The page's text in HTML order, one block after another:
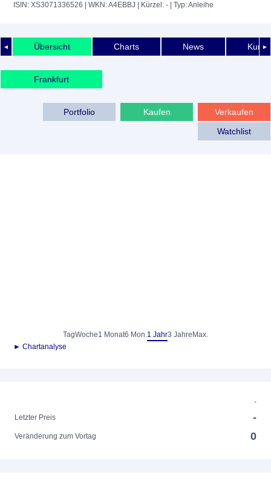
ISIN: XS3071336526 | WKN: A4EBBJ | Kürzel: - | Typ: Anleihe
◄ ►
Übersicht Charts News
Frankfurt
Verkaufen
Kaufen
Portfolio
Watchlist
TagWoche1 Monat6 Mon.1 Jahr3 Jahre Max.
► Chartanalyse
-
Letzter Preis
-
Veränderung zum Vortag 0